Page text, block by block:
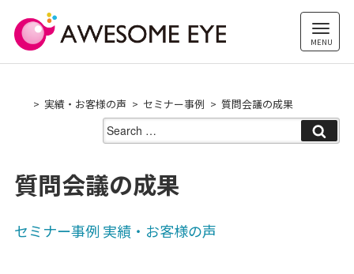
content
実績・お客様の声 セミナー事例 質問会議の成果
Search
for:
質問会議の成果
セミナー事例 実績・お客様の声